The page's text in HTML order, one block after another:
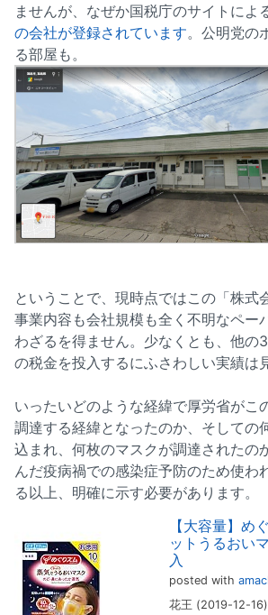
ませんが、なぜか国税庁のサイトによ
の会社が登録されています。公明党の
る部屋も。
ということで、現時点ではこの「株式
事業内容も会社規模も全く不明なペー
わざるを得ません。少なくとも、他の
の税金を投入するにふさわしい実績は
いったいどのような経緯で厚労省がこ
調達する経緯となったのか、そしての
込まれ、何枚のマスクが調達されたの
んだ疫病禍での感染症予防のため使わ
る以上、明確に示す必要があります。
【大容量】め
ットうるおい
入
posted with
花王 (2019-12-16)